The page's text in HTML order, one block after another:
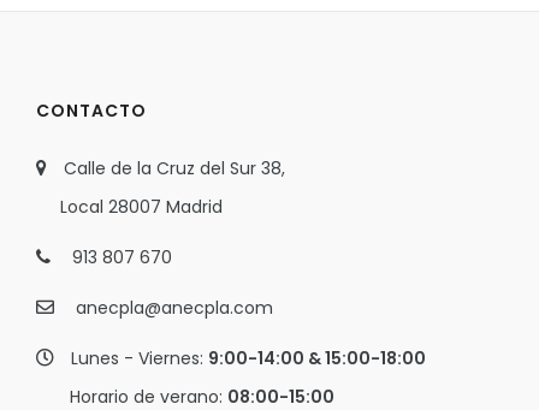
CONTACTO
Calle de la Cruz del Sur 38,
Local 28007 Madrid
913 807 670
anecpla@anecpla.com
Lunes - Viernes: 9:00-14:00 & 15:00-18:00
Horario de verano: 08:00-15:00